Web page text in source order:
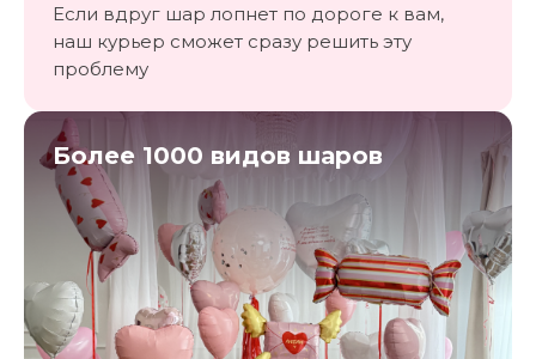
Если вдруг шар лопнет по дороге к вам,
наш курьер сможет сразу решить эту
проблему
Более 1000 видов шаров